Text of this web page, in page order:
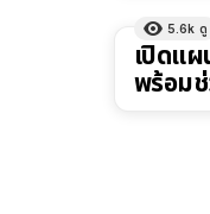
5.6k ดู
เปิดแ
พร้อมช่